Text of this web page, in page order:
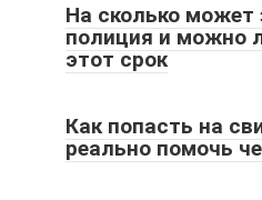
На сколько может
полиция и можно
этот срок
Как попасть на
реально помочь